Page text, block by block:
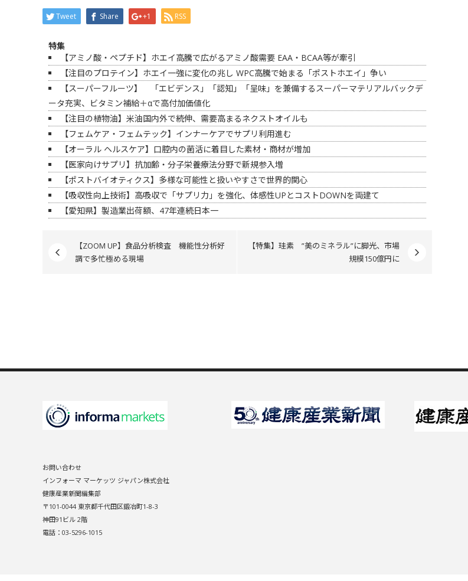
Tweet Share +1 RSS
特集
【アミノ酸・ペプチド】ホエイ高騰で広がるアミノ酸需要 EAA・BCAA等が牽引
【注目のプロテイン】ホエイ一強に変化の兆し WPC高騰で始まる「ポストホエイ」争い
【スーパーフルーツ】 「エビデンス」「認知」「呈味」を兼備するスーパーマテリアルバックデ
ータ充実、ビタミン補給＋αで高付加価値化
【注目の植物油】米油国内外で続伸、需要高まるネクストオイルも
【フェムケア・フェムテック】インナーケアでサプリ利用進む
【オーラル ヘルスケア】口腔内の菌活に着目した素材・商材が増加
【医家向けサプリ】抗加齢・分子栄養療法分野で新規参入増
【ポストバイオティクス】多様な可能性と扱いやすさで世界的関心
【吸収性向上技術】高吸収で「サプリ力」を強化、体感性UPとコストDOWNを両建て
【愛知県】製造業出荷額、47年連続日本一
【ZOOM UP】食品分析検査 機能性分析好
調で多忙極める現場
【特集】珪素 ”美のミネラル”に脚光、市場
規模150億円に
お問い合わせ
インフォーマ マーケッツ ジャパン株式会社
健康産業新聞編集部
〒101-0044 東京都千代田区鍛冶町1-8-3
神田91ビル 2階
電話：03-5296-1015